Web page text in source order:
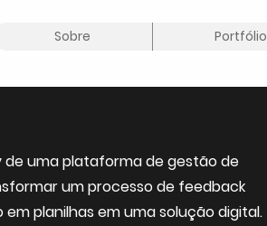
Sobre Portfólio
de uma plataforma de gestão de
um processo de feedback
planilhas em uma solução digital.